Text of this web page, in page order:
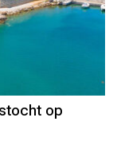
op